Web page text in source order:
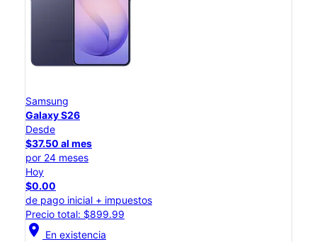
Samsung
Galaxy S26
Desde
$37.50 al mes
por 24 meses
Hoy
$0.00
de pago inicial + impuestos
Precio total: $899.99
location_on En existencia